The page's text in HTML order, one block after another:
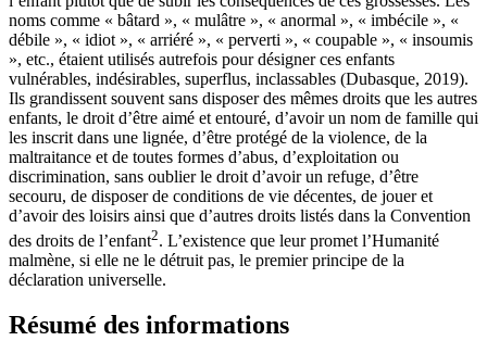
noms comme « bâtard », « mulâtre », « anormal », « imbécile », «
débile », « idiot », « arriéré », « perverti », « coupable », « insoumis
», etc., étaient utilisés autrefois pour désigner ces enfants
vulnérables, indésirables, superflus, inclassables (Dubasque, 2019).
Ils grandissent souvent sans disposer des mêmes droits que les autres
enfants, le droit d’être aimé et entouré, d’avoir un nom de famille qui
les inscrit dans une lignée, d’être protégé de la violence, de la
maltraitance et de toutes formes d’abus, d’exploitation ou
discrimination, sans oublier le droit d’avoir un refuge, d’être
secouru, de disposer de conditions de vie décentes, de jouer et
d’avoir des loisirs ainsi que d’autres droits listés dans la Convention
des droits de l’enfant2. L’existence que leur promet l’Humanité
malmène, si elle ne le détruit pas, le premier principe de la
déclaration universelle.
Résumé des informations